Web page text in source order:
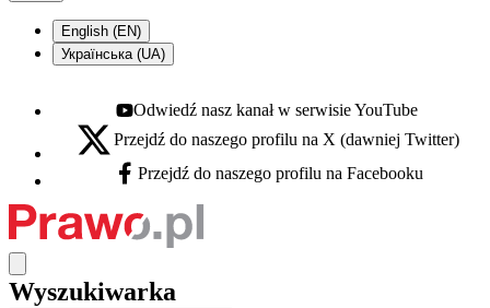
English (EN)
Українська (UA)
Youtube - otwiera się w nowej karcie
Odwiedź nasz kanał w serwisie YouTube
X - otwiera się w nowej karcie
Przejdź do naszego profilu na X (dawniej Twitter)
Facebook - otwiera się w nowej karcie
Przejdź do naszego profilu na Facebooku
Wyszukiwarka